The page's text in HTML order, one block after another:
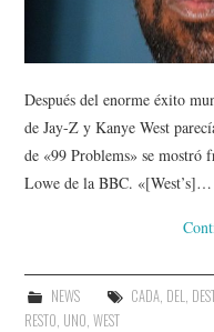
Después del enorme éxito
de Jay-Z y Kanye West
de «99 Problems» se mostró
Lowe de la BBC. «[West’s]…
NEWS CADA, DEL,
RESTO, UNO,WEST